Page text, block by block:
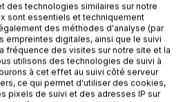
sur un réseau social bien
des technologies similaires sur notre
sont essentiels et techniquement
des méthodes d'analyse (par
empreintes digitales, ainsi que le suivi
fréquence des visites sur notre site et la
utilisons des technologies de suivi à
à cet effet au suivi côté serveur
ce qui permet d'utiliser des cookies,
pixels de suivi et des adresses IP sur